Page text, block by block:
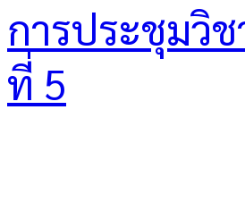
การประชุมวิ
ที่ 5